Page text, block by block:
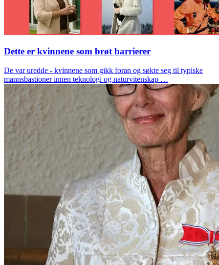
Dette er kvinnene som brøt barrierer
De var uredde - kvinnene som gikk foran og søkte seg til typiske
mannsbastioner innen teknologi og naturvitenskap …